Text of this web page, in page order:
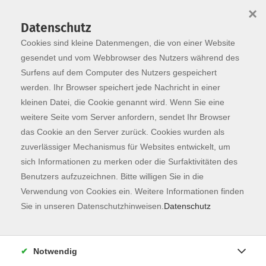
Skip to main content
You are here:
Programm
3 Kurse
Datenschutz
Cookies sind kleine Datenmengen, die von einer Website
gesendet und vom Webbrowser des Nutzers während des
Surfens auf dem Computer des Nutzers gespeichert
werden. Ihr Browser speichert jede Nachricht in einer
kleinen Datei, die Cookie genannt wird. Wenn Sie eine
weitere Seite vom Server anfordern, sendet Ihr Browser
das Cookie an den Server zurück. Cookies wurden als
zuverlässiger Mechanismus für Websites entwickelt, um
sich Informationen zu merken oder die Surfaktivitäten des
Benutzers aufzuzeichnen. Bitte willigen Sie in die
Verwendung von Cookies ein. Weitere Informationen finden
Sie in unseren Datenschutzhinweisen. Datenschutz
×
Notwendig